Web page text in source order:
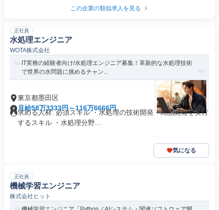
この企業の類似求人を見る
正社員
水処理エンジニア
WOTA株式会社
IT実務の経験者向け/水処理エンジニア募集！革新的な水処理技術
で世界の水問題に挑めるチャン...
東京都墨田区
月給58万3333円～116万6666円
求める人材: 必須スキル ・水処理の技術開発・商品開発を実行
するスキル ・水処理分野...
気になる
正社員
機械学習エンジニア
株式会社ヒット